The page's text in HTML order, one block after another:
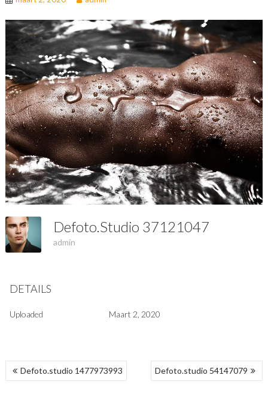
Defoto.studio 37121047
admin
DETAILS
Uploaded Maart 2, 2020
BERICHT
NAVIGATIE
Defoto.studio 1477973993 Defoto.studio 54147079